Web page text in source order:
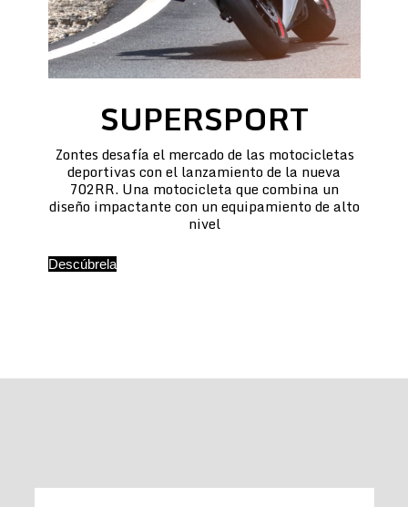
SUPERSPORT
Zontes desafía el mercado de las motocicletas
deportivas con el lanzamiento de la nueva
702RR. Una motocicleta que combina un
diseño impactante con un equipamiento de alto
nivel
Descúbrela